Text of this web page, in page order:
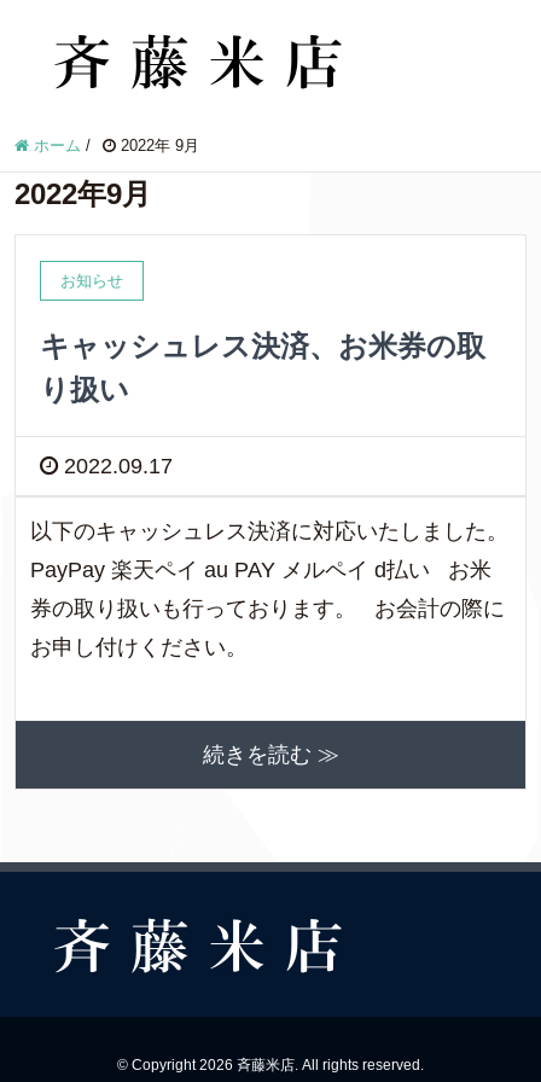
ホーム / 2022年 9月
2022年9月
お知らせ
キャッシュレス決済、お米券の取
り扱い
2022.09.17
以下のキャッシュレス決済に対応いたしました。
PayPay 楽天ペイ au PAY メルペイ d払い お米
券の取り扱いも行っております。 お会計の際に
お申し付けください。
続きを読む ≫
© Copyright 2026 斉藤米店. All rights reserved.